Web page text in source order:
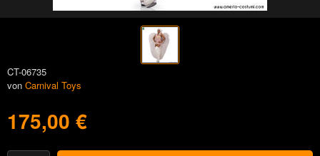
CT-06735
von Carnival Toys
175,00 €